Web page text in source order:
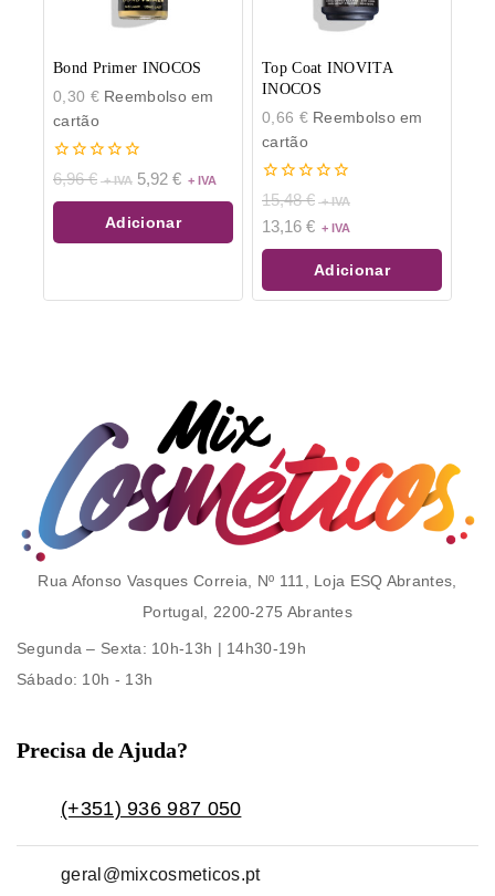
Bond Primer INOCOS
0,30 €Reembolso em
cartão
0
de
5
6,96€ 5,92 €
Adicionar
Top Coat INOVITA
INOCOS
0,66 €Reembolso em
cartão
0
de
5
15,48€
13,16 €
Adicionar
Rua Afonso Vasques Correia, Nº 111, Loja ESQ Abrantes,
Portugal, 2200-275 Abrantes
Segunda – Sexta: 10h-13h | 14h30-19h
Sábado: 10h - 13h
Precisa de Ajuda?
(+351) 936 987 050
geral@mixcosmeticos.pt